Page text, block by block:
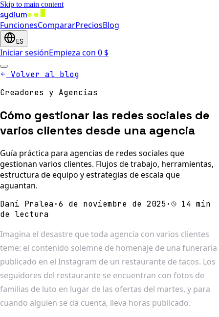
Skip to main content
sydium
FuncionesCompararPreciosBlog
ES
Iniciar sesiónEmpieza con 0 $
Volver al blog
Creadores y Agencias
Cómo gestionar las redes sociales de
varios clientes desde una agencia
Guía práctica para agencias de redes sociales que
gestionan varios clientes. Flujos de trabajo, herramientas,
estructura de equipo y estrategias de escala que
aguantan.
Dani Pralea·6 de noviembre de 2025·
14 min
de lectura
Imagina el desastre que toda agencia con varios clientes
teme: el contenido solemne de homenaje de una funeraria
publicado en el Instagram de un restaurante de tacos. Los
seguidores del restaurante se encuentran con fotos de
familias de luto en lugar de las ofertas del martes, y para
cuando alguien se da cuenta, lleva horas publicado.